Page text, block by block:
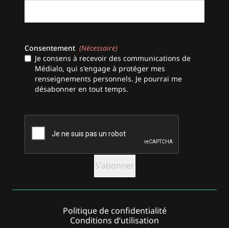
Consentement (Nécessaire)
Je consens à recevoir des communications de
Médialo, qui s'engage à protéger mes
renseignements personnels. Je pourrai me
désabonner en tout temps.
CAPTCHA
Politique de confidentialité
Conditions d’utilisation